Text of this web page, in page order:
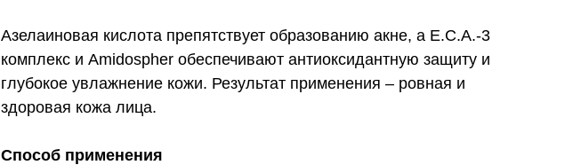
Азелаиновая кислота препятствует образованию акне, а Е.С.А.-3
комплекс и Amidospher обеспечивают антиоксидантную защиту и
глубокое увлажнение кожи. Результат применения – ровная и
здоровая кожа лица.
Способ применения